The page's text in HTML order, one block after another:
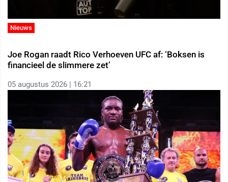
Nieuws
Joe Rogan raadt Rico Verhoeven UFC af: ‘Boksen is
financieel de slimmere zet’
05 augustus 2026 | 16:21